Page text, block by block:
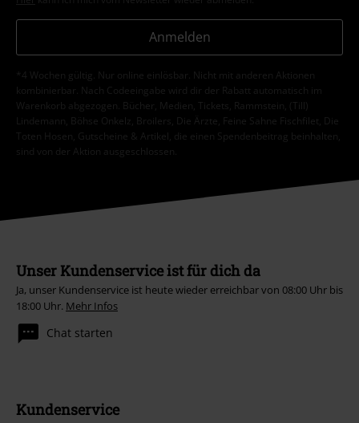
Anmelden
*4 Wochen gültig. Nur online einlösbar. Nicht mit anderen Aktionen
kombinierbar. Nach Codeeingabe wird dir der Rabatt automatisch im
Warenkorb abgezogen. Bücher, Medien, Tickets, Rammstein, (Till)
Lindemann, Böhse Onkelz, Broilers, Die Ärzte, Feine Sahne Fischfilet, Die
Toten Hosen, Gutscheine & Artikel, die einen Spendenbeitrag beinhalten,
sind von der Aktion ausgeschlossen.
Unser Kundenservice ist für dich da
Ja, unser Kundenservice ist heute wieder erreichbar von 08:00 Uhr bis
18:00 Uhr. Mehr Infos
Chat starten
Kundenservice